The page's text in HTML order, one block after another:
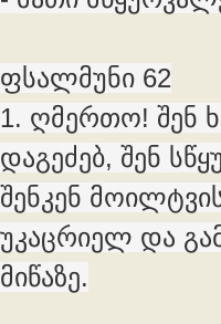
ფსალმუნი 62
1. ღმერთო! შენ
დაგეძებ, შენ
შენკენ
უკაცრიელ და
მიწაზე.